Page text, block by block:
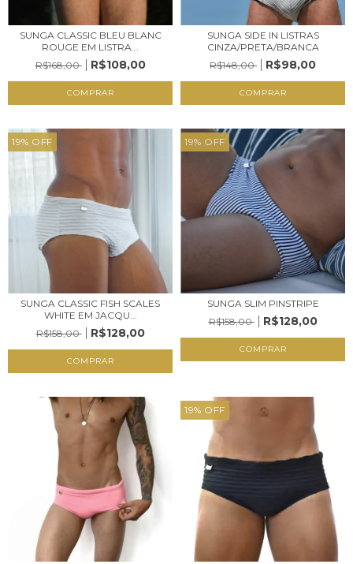
SUNGA CLASSIC BLEU BLANC
ROUGE EM LISTRA...
R$168,00
R$108,00
COMPRAR
SUNGA SIDE IN LISTRAS
CINZA/PRETA/BRANCA
R$148,00
R$98,00
COMPRAR
19% OFF
SUNGA CLASSIC FISH SCALES
WHITE EM JACQU...
R$158,00
R$128,00
COMPRAR
19% OFF
SUNGA SLIM PINSTRIPE
R$158,00
R$128,00
COMPRAR
19% OFF